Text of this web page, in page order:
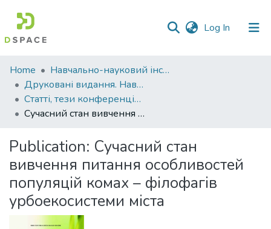
Log In (current)
Communities
&
Collections
All of DSpace
Statistics
Home
Навчально-науковий інститут агротехнологій, селекції та екології
Друковані видання. Навчально-науковий інститут агротехнологій, селекції та екології
Статті, тези конференцій. Навчально-науковий інститут агротехнологій, селекції та екології
Сучасний стан вивчення питання особливостей популяцій комах – філофагів урбоекосистеми міста
Publication: Сучасний стан
вивчення питання особливостей
популяцій комах – філофагів
урбоекосистеми міста